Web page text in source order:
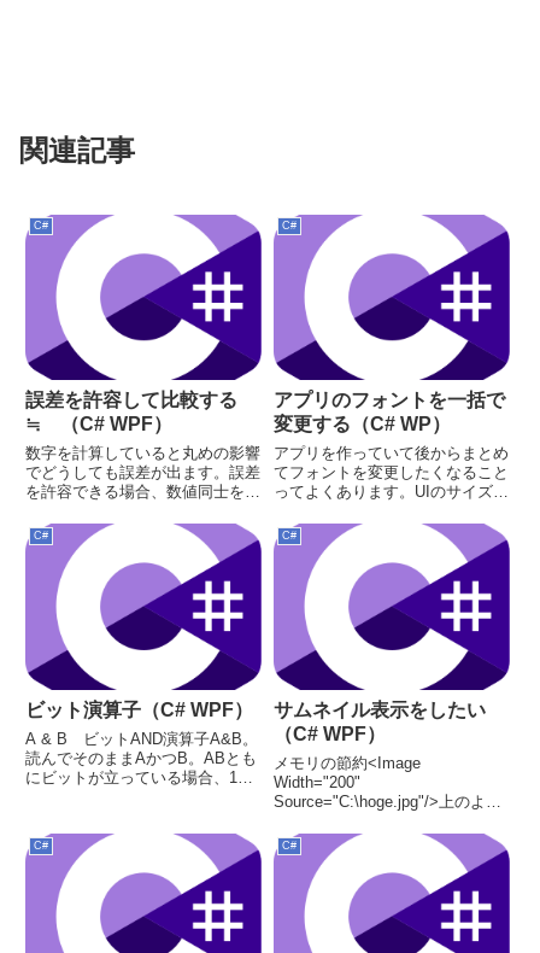
関連記事
C#
誤差を許容して比較する
≒ （C# WPF）
数字を計算していると丸めの影響
でどうしても誤差が出ます。誤差
を許容できる場合、数値同士を比
よいでしょうか？if (Math.Abs(a -
b) < delta){}差(a-b)の絶対値を取
って、それが許容で...
C#
アプリのフォントを一括で
変更する（C# WP）
アプリを作っていて後からまとめ
てフォントを変更したくなること
ってよくあります。UIのサイズに
めておくべきです。また個人的に
はフォントを指定しない方法もや
めた方が良いと思っています。フ
ォントを指定しない場合、シス...
C#
ビット演算子（C# WPF）
A & B ビットAND演算子A&B。
読んでそのままAかつB。ABとも
にビットが立っている場合、1．
-00000101A | B ビットOR演算
子AorB。AまたはB。Aまた...
C#
サムネイル表示をしたい
（C# WPF）
メモリの節約<Image
Width="200"
Source="C:\hoge.jpg"/>上のよう
を読み込んでメモリ上に展開した
まま表示される際に縮小化して表
示される。つまりメモリにはフル
サイズで乗る。<I...
C# C#